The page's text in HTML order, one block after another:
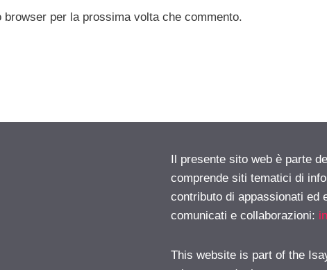
per la prossima volta che commento.
Il presente sito web è parte
comprende siti tematici di
contributo di appassionati ed
comunicati e collaborazioni:
This website is part of the